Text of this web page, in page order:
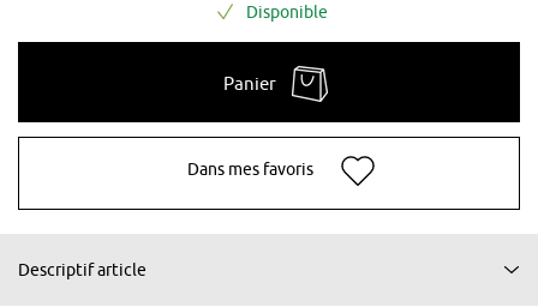
Disponible
Panier
Dans mes favoris
Descriptif article